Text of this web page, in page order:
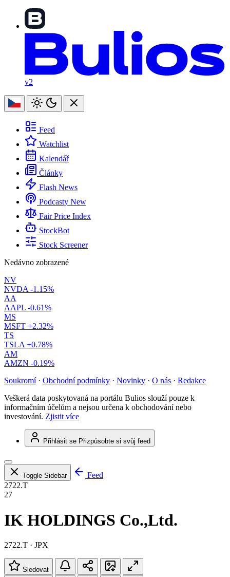
v2
Feed
Watchlist
Kalendář
Články
Flash News
Podcasty New
Fair Price Index
StockBot
Stock Screener
Nedávno zobrazené
NV
NVDA -1.15%
AA
AAPL -0.61%
MS
MSFT +2.32%
TS
TSLA +0.78%
AM
AMZN -0.19%
Soukromí · Obchodní podmínky · Novinky · O nás · Redakce
Veškerá data poskytovaná na portálu Bulios slouží pouze k
informačním účelům a nejsou určena k obchodování nebo
investování. Zjistit více
Přihlásit se Přizpůsobte si svůj feed
Toggle Sidebar
Feed
2722.T
27
IK HOLDINGS Co.,Ltd.
2722.T · JPX
Sledovat